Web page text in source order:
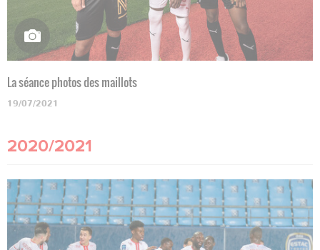
La séance photos des maillots
19/07/2021
2020/2021